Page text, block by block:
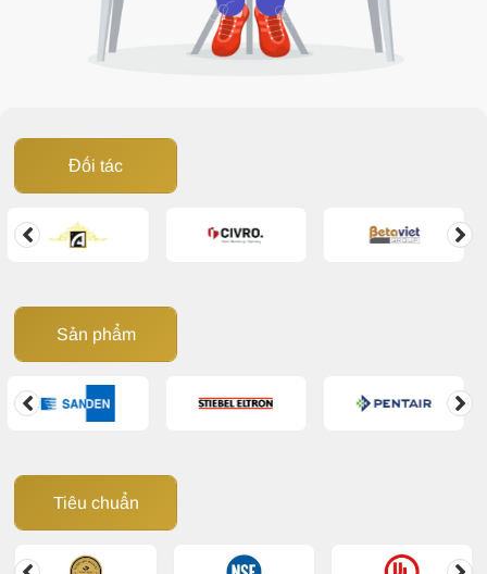
Đối tác
Sản phẩm
Tiêu chuẩn